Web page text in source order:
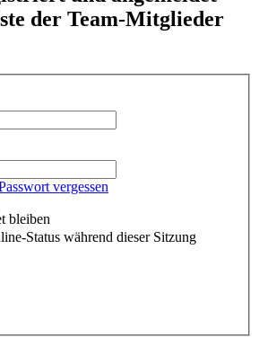
der Team-Mitglieder
vergessen
bleiben
Status während dieser Sitzung